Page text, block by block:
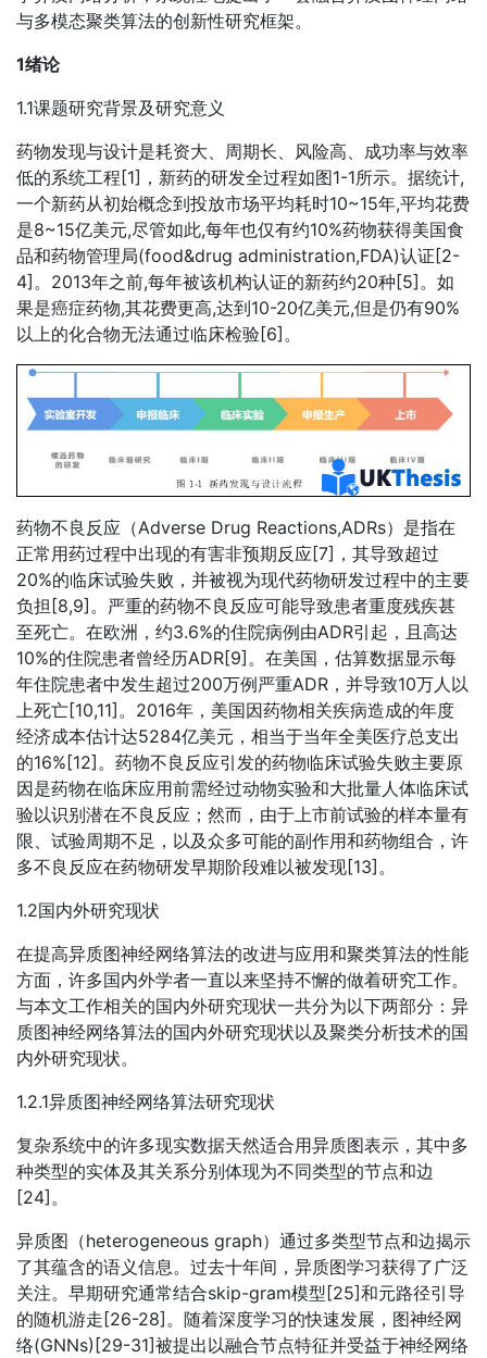
与多模态聚类算法的创新性研究框架。
1绪论
1.1课题研究背景及研究意义
药物发现与设计是耗资大、周期长、风险高、成功率与效率
低的系统工程[1]，新药的研发全过程如图1-1所示。据统计,
一个新药从初始概念到投放市场平均耗时10~15年,平均花费
是8~15亿美元,尽管如此,每年也仅有约10%药物获得美国食
品和药物管理局(food&drug administration,FDA)认证[2-
4]。2013年之前,每年被该机构认证的新药约20种[5]。如
果是癌症药物,其花费更高,达到10-20亿美元,但是仍有90%
以上的化合物无法通过临床检验[6]。
药物不良反应（Adverse Drug Reactions,ADRs）是指在
正常用药过程中出现的有害非预期反应[7]，其导致超过
20%的临床试验失败，并被视为现代药物研发过程中的主要
负担[8,9]。严重的药物不良反应可能导致患者重度残疾甚
至死亡。在欧洲，约3.6%的住院病例由ADR引起，且高达
10%的住院患者曾经历ADR[9]。在美国，估算数据显示每
年住院患者中发生超过200万例严重ADR，并导致10万人以
上死亡[10,11]。2016年，美国因药物相关疾病造成的年度
经济成本估计达5284亿美元，相当于当年全美医疗总支出
的16%[12]。药物不良反应引发的药物临床试验失败主要原
因是药物在临床应用前需经过动物实验和大批量人体临床试
验以识别潜在不良反应；然而，由于上市前试验的样本量有
限、试验周期不足，以及众多可能的副作用和药物组合，许
多不良反应在药物研发早期阶段难以被发现[13]。
1.2国内外研究现状
在提高异质图神经网络算法的改进与应用和聚类算法的性能
方面，许多国内外学者一直以来坚持不懈的做着研究工作。
与本文工作相关的国内外研究现状一共分为以下两部分：异
质图神经网络算法的国内外研究现状以及聚类分析技术的国
内外研究现状。
1.2.1异质图神经网络算法研究现状
复杂系统中的许多现实数据天然适合用异质图表示，其中多
种类型的实体及其关系分别体现为不同类型的节点和边
[24]。
异质图（heterogeneous graph）通过多类型节点和边揭示
了其蕴含的语义信息。过去十年间，异质图学习获得了广泛
关注。早期研究通常结合skip-gram模型[25]和元路径引导
的随机游走[26-28]。随着深度学习的快速发展，图神经网
络(GNNs)[29-31]被提出以融合节点特征并受益于神经网络